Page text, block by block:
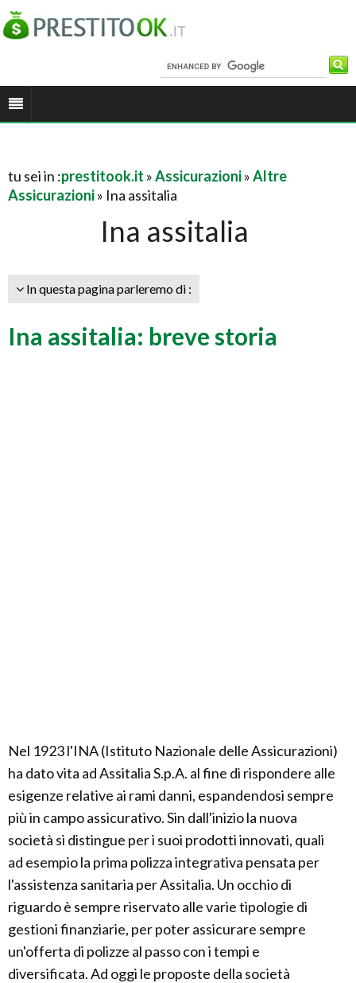
tu sei in :prestitook.it »Assicurazioni»Altre
Assicurazioni» Ina assitalia
Ina assitalia
In questa pagina parleremo di :
Ina assitalia: breve storia
Nel 1923 l'INA (Istituto Nazionale delle Assicurazioni)
ha dato vita ad Assitalia S.p.A. al fine di rispondere alle
esigenze relative ai rami danni, espandendosi sempre
più in campo assicurativo. Sin dall'inizio la nuova
società si distingue per i suoi prodotti innovati, quali
ad esempio la prima polizza integrativa pensata per
l'assistenza sanitaria per Assitalia. Un occhio di
riguardo è sempre riservato alle varie tipologie di
gestioni finanziarie, per poter assicurare sempre
un'offerta di polizze al passo con i tempi e
diversificata. Ad oggi le proposte della società